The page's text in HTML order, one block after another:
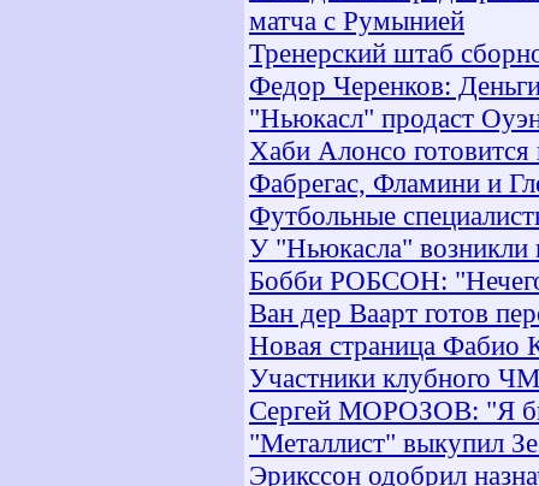
матча с Румынией
Тренерский штаб
Федор Черенков:
"Ньюкасл" продаст
Хаби Алонсо
Фабрегас, Фламини и
Футбольные
У "Ньюкасла"
Бобби РОБСОН:
Ван дер Ваарт готов
Новая страница Фабио
Участники клубного
Сергей МОРОЗОВ: "Я бы
"Металлист" выкупил
Эрикссон одобрил